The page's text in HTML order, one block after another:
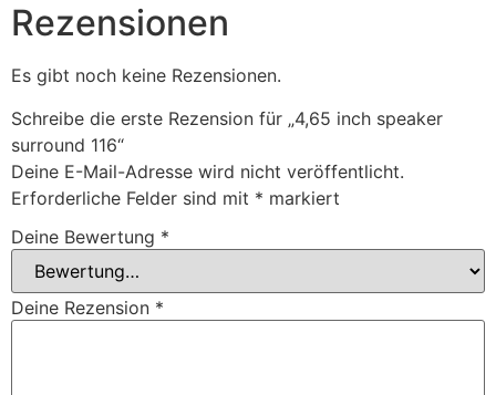
Rezensionen
Es gibt noch keine Rezensionen.
Schreibe die erste Rezension für „4,65 inch speaker
surround 116“
Deine E-Mail-Adresse wird nicht veröffentlicht.
Erforderliche Felder sind mit * markiert
Deine Bewertung *
Deine Rezension *